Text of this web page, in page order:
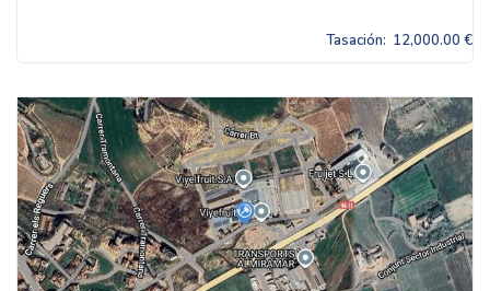
Tasación: 12,000.00 €